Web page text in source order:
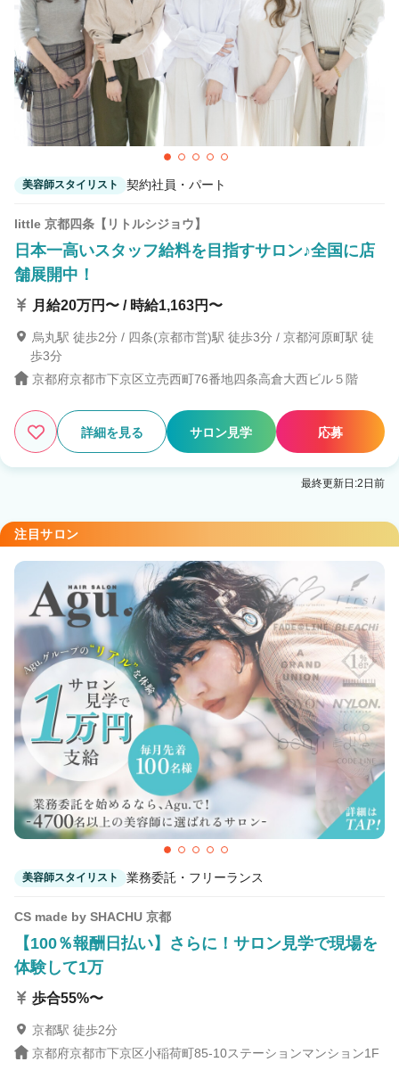
美容師スタイリスト 契約社員・パート
little 京都四条【リトルシジョウ】
日本一高いスタッフ給料を目指すサロン♪全国に店
舗展開中！
月給20万円〜 / 時給1,163円〜
烏丸駅 徒歩2分 / 四条(京都市営)駅 徒歩3分 / 京都河原町駅 徒
歩3分
京都府京都市下京区立売西町76番地四条高倉大西ビル５階
詳細を見る サロン見学 応募
最終更新日:2日前
注目サロン
美容師スタイリスト 業務委託・フリーランス
CS made by SHACHU 京都
【100％報酬日払い】さらに！サロン見学で現場を
体験して1万
歩合55%〜
京都駅 徒歩2分
京都府京都市下京区小稲荷町85-10ステーションマンション1F